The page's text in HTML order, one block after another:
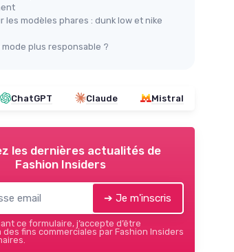
les modèles phares : dunk low et nike
mode plus responsable ?
ChatGPT Claude Mistral
les dernières actualités de
Fashion Insiders
➔ Je m'inscris
ce formulaire, j’accepte d’être
des fins commerciales par Fashion Insiders